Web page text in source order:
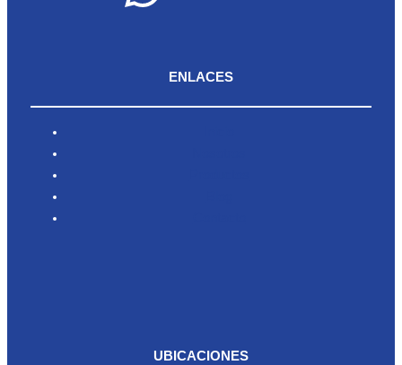
ENLACES
UBICACIONES